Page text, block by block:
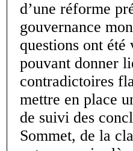
d’une réforme
gouvernance
questions ont été
pouvant donner
contradictoires
mettre en place
de suivi des
Sommet, de la